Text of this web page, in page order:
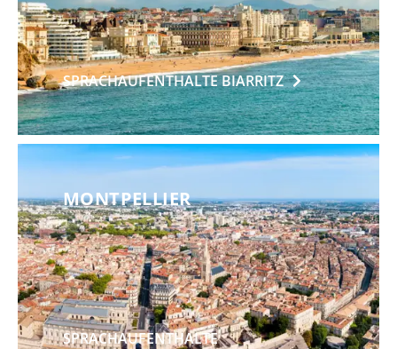
SPRACHAUFENTHALTEBIARRITZ
MONTPELLIER
SPRACHAUFENTHALTE